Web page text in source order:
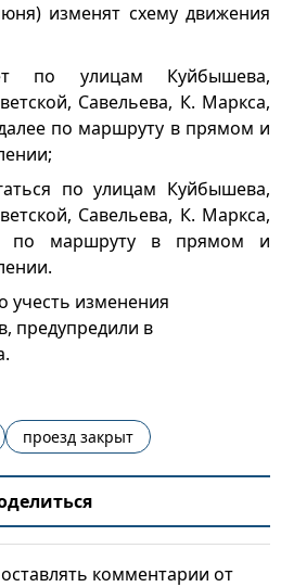
изменят схему движения
улицам Куйбышева,
Савельева, К. Маркса,
по маршруту в прямом и
по улицам Куйбышева,
Савельева, К. Маркса,
по маршруту в прямом и
учесть изменения
предупредили в
проезд закрыт
комментарии от